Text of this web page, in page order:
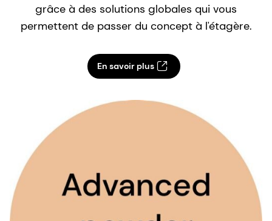
grâce à des solutions globales qui vous
permettent de passer du concept à l'étagère.
En savoir plus